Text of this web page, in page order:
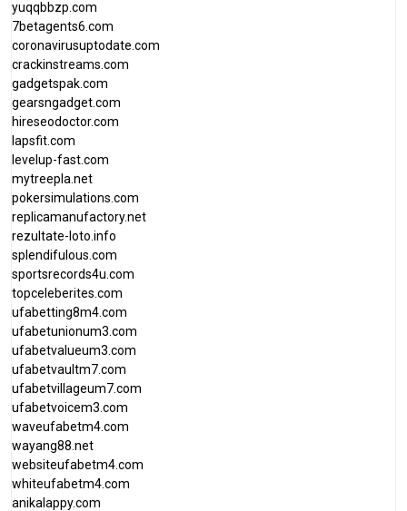
yuqqbbzp.com
7betagents6.com
coronavirusuptodate.com
crackinstreams.com
gadgetspak.com
gearsngadget.com
hireseodoctor.com
lapsfit.com
levelup-fast.com
mytreepla.net
pokersimulations.com
replicamanufactory.net
rezultate-loto.info
splendifulous.com
sportsrecords4u.com
topceleberites.com
ufabetting8m4.com
ufabetunionum3.com
ufabetvalueum3.com
ufabetvaultm7.com
ufabetvillageum7.com
ufabetvoicem3.com
waveufabetm4.com
wayang88.net
websiteufabetm4.com
whiteufabetm4.com
anikalappy.com